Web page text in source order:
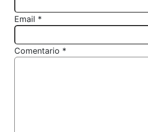
Email *
Comentario *